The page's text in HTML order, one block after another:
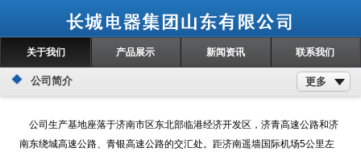
关于我们 产品展示 新闻资讯 联系我们
公司简介 更多
公司生产基地座落于济南市区东北部临港经济开发区，济青高速公路和济
南东绕城高速公路、青银高速公路的交汇处。距济南遥墙国际机场5公里左